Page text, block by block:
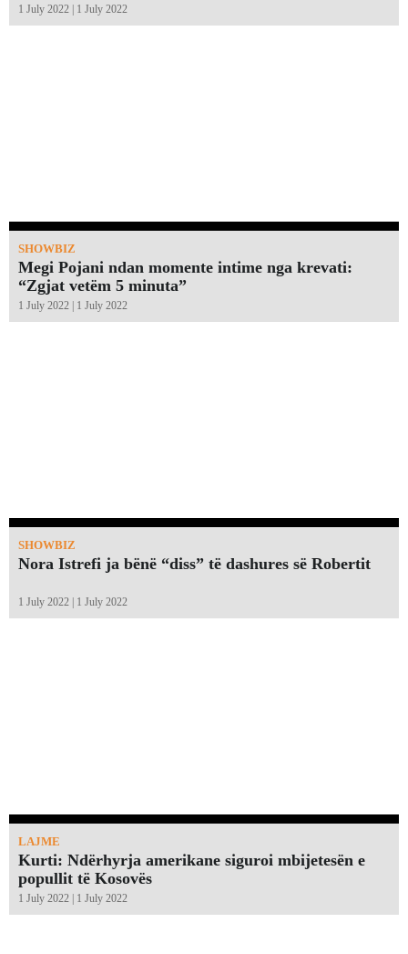
1 July 2022 | 1 July 2022
SHOWBIZ
Megi Pojani ndan momente intime nga krevati:
“Zgjat vetëm 5 minuta”￼
1 July 2022 | 1 July 2022
SHOWBIZ
Nora Istrefi ja bënë “diss” të dashures së Robertit
1 July 2022 | 1 July 2022
LAJME
Kurti: Ndërhyrja amerikane siguroi mbijetesën e
popullit të Kosovës
1 July 2022 | 1 July 2022